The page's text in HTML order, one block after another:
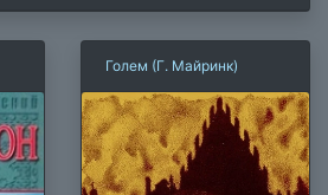
Голем (Г. Майринк)